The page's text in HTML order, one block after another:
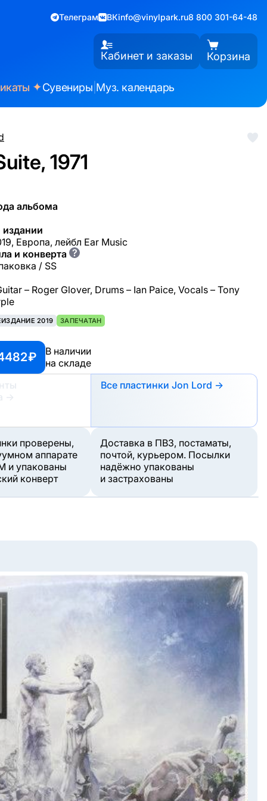
Телеграм ВКinfo@vinylpark.ru8 800 301-64-48
Кабинет и заказы Корзина
✦Сувениры Муз. календарь
1971
альбома
Европа, лейбл Ear Music
и конверта ?
/ SS
– Roger Glover, Drums – Ian Paice, Vocals – Tony
2019 ЗАПЕЧАТАН
₽
В наличии
на складе
→
Все пластинки Jon Lord →
проверены,
аппарате
и упакованы
конверт
Доставка в ПВЗ, постаматы,
почтой, курьером. Посылки
надёжно упакованы
и застрахованы